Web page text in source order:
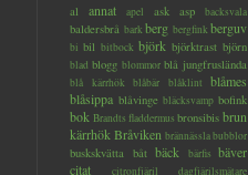
al annat apel ask asp backsvala
baldersbrå barkberg bergfinkberguv
bi bil bitbock björk björktrast björn
blad blogg blommor blå jungfruslända
blå kärrhök blåbär blåklint
blåmes
blåsippa blåvinge bläcksvamp bofink
bok Brandts fladdermus bronsibis brun
kärrhökBråviken brännässlabubblor
buskskvätta båt bäck bärfis bäver
citat
citronfjäril dagfjärilsmätare